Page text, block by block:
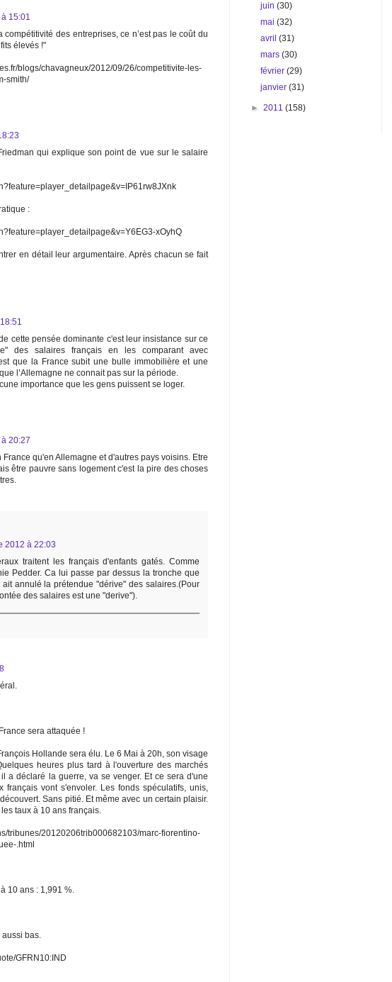
15:01
des entreprises, ce n’est pas le coût du
élevés !"
blogs/chavagneux/2012/09/26/competitivite-les-
smith/
qui explique son point de vue sur le salaire
:
xOyhQ
en détail leur argumentaire. Après chacun se fait
cette pensée dominante c'est leur insistance sur ce
des salaires français en les comparant avec
que la France subit une bulle immobilière et une
l’Allemagne ne connait pas sur la période.
importance que les gens puissent se loger.
20:27
France qu'en Allemagne et d'autres pays voisins. Etre
être pauvre sans logement c'est la pire des choses
2012 à 22:03
traitent les français d'enfants gatés. Comme
Pedder. Ca lui passe par dessus la tronche que
ait annulé la prétendue "dérive" des salaires.(Pour
des salaires est une "derive").
sera attaquée !
Hollande sera élu. Le 6 Mai à 20h, son visage
heures plus tard à l'ouverture des marchés
a déclaré la guerre, va se venger. Et ce sera d'une
français vont s'envoler. Les fonds spéculatifs, unis,
Sans pitié. Et même avec un certain plaisir.
taux à 10 ans français.
tribunes/20120206trib000682103/marc-fiorentino-
.html
10 ans : 1,991 %.
aussi bas.
GFRN10:IND
juin(30)
mai(32)
avril(31)
mars(30)
février(29)
janvier(31)
► 2011 (158)